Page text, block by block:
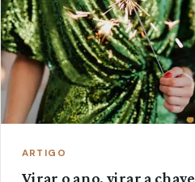
ARTIGO
Virar o ano, virar a chave